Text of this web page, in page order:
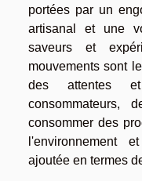
portées par un
artisanal et une
saveurs et
mouvements sont
des attentes
consommer des
l'environnement
ajoutée en termes